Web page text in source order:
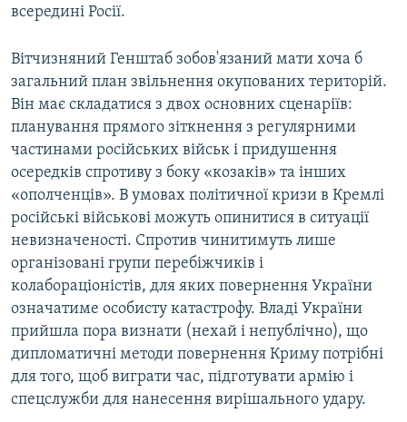
всередині Росії.
Вітчизняний Генштаб зобов'язаний мати хоча б
загальний план звільнення окупованих територій.
Він має складатися з двох основних сценаріїв:
планування прямого зіткнення з регулярними
частинами російських військ і придушення
осередків спротиву з боку «козаків» та інших
«ополченців». В умовах політичної кризи в Кремлі
російські військові можуть опинитися в ситуації
невизначеності. Спротив чинитимуть лише
організовані групи перебіжчиків і
колабораціоністів, для яких повернення України
означатиме особисту катастрофу. Владі України
прийшла пора визнати (нехай і непублічно), що
дипломатичні методи повернення Криму потрібні
для того, щоб виграти час, підготувати армію і
спецслужби для нанесення вирішального удару.